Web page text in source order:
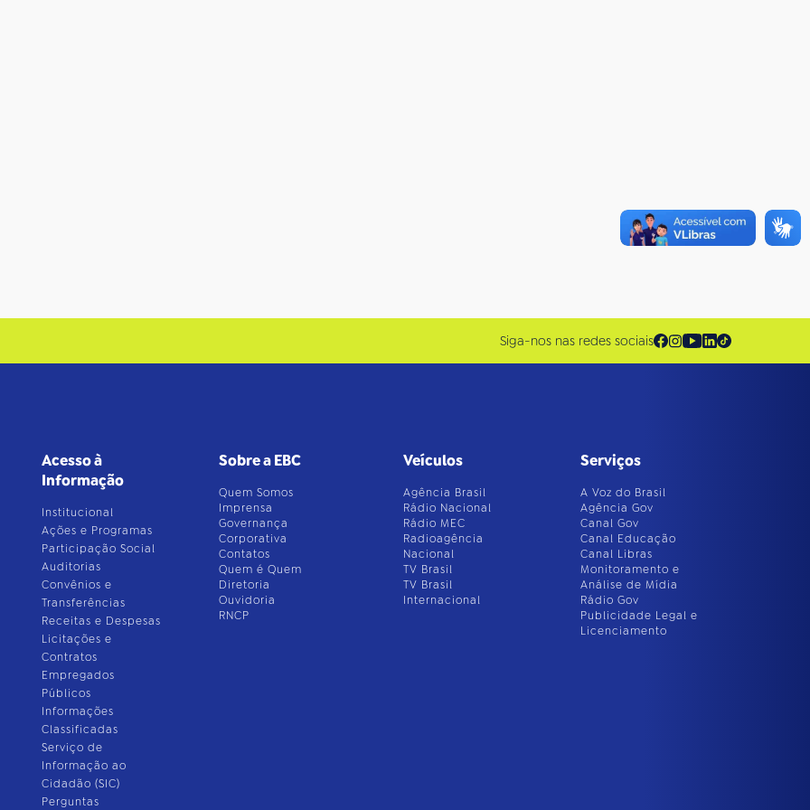
Siga-nos nas redes sociais
Acesso à
Informação
Institucional
Ações e Programas
Participação Social
Auditorias
Convênios e
Transferências
Receitas e Despesas
Licitações e
Contratos
Empregados
Públicos
Informações
Classificadas
Serviço de
Informação ao
Cidadão (SIC)
Perguntas
Sobre a EBC
Quem Somos
Imprensa
Governança
Corporativa
Contatos
Quem é Quem
Diretoria
Ouvidoria
RNCP
Veículos
Agência Brasil
Rádio Nacional
Rádio MEC
Radioagência
Nacional
TV Brasil
TV Brasil
Internacional
Serviços
A Voz do Brasil
Agência Gov
Canal Gov
Canal Educação
Canal Libras
Monitoramento e
Análise de Mídia
Rádio Gov
Publicidade Legal e
Licenciamento